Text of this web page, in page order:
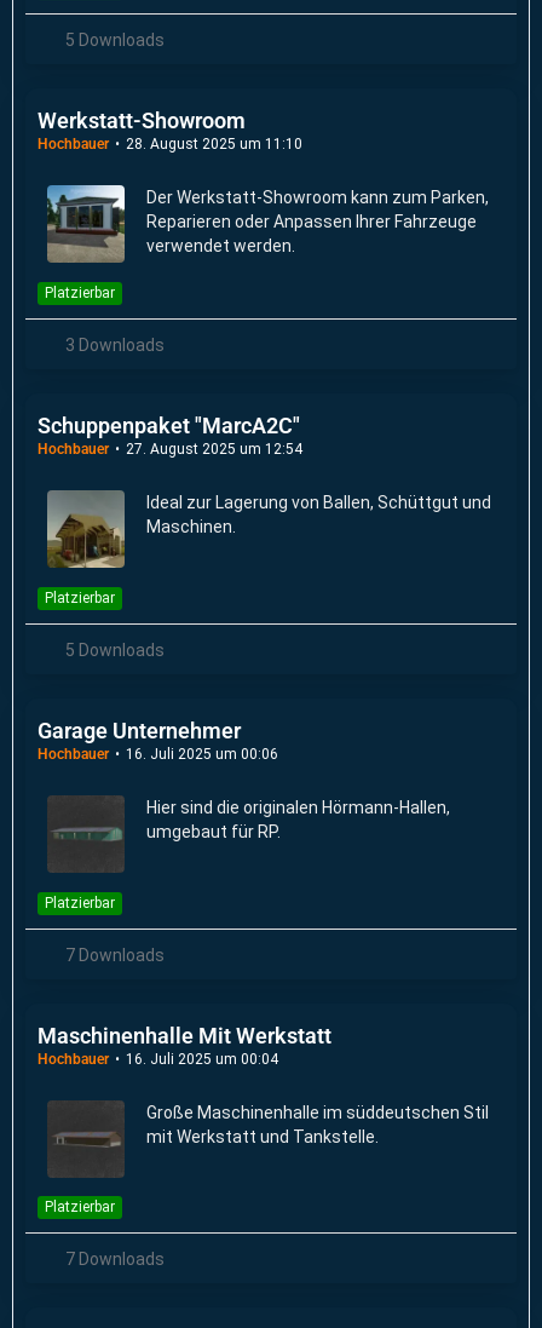
5 Downloads
Werkstatt-Showroom
Hochbauer 28. August 2025 um 11:10
Der Werkstatt-Showroom kann zum Parken,
Reparieren oder Anpassen Ihrer Fahrzeuge
verwendet werden.
Platzierbar
3 Downloads
Schuppenpaket "MarcA2C"
Hochbauer 27. August 2025 um 12:54
Ideal zur Lagerung von Ballen, Schüttgut und
Maschinen.
Platzierbar
5 Downloads
Garage Unternehmer
Hochbauer 16. Juli 2025 um 00:06
Hier sind die originalen Hörmann-Hallen,
umgebaut für RP.
Platzierbar
7 Downloads
Maschinenhalle Mit Werkstatt
Hochbauer 16. Juli 2025 um 00:04
Große Maschinenhalle im süddeutschen Stil
mit Werkstatt und Tankstelle.
Platzierbar
7 Downloads